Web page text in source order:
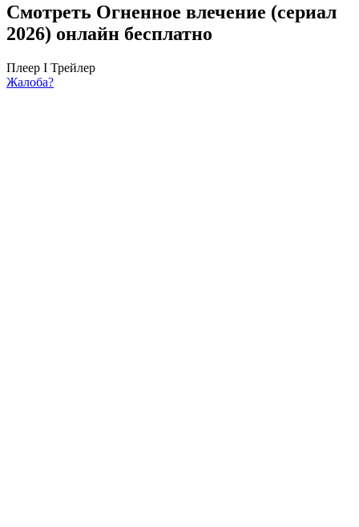
Смотреть Огненное влечение (сериал
2026) онлайн бесплатно
Плеер I Трейлер
Жалоба?